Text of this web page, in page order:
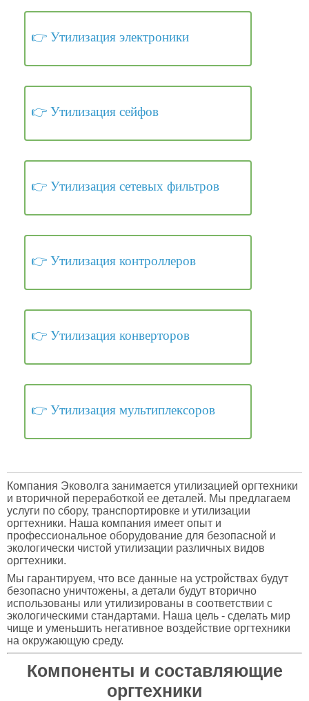
Утилизация электроники
Утилизация сейфов
Утилизация сетевых фильтров
Утилизация контроллеров
Утилизация конверторов
Утилизация мультиплексоров
Компания Эковолга занимается утилизацией оргтехники
и вторичной переработкой ее деталей. Мы предлагаем
услуги по сбору, транспортировке и утилизации
оргтехники. Наша компания имеет опыт и
профессиональное оборудование для безопасной и
экологически чистой утилизации различных видов
оргтехники.
Мы гарантируем, что все данные на устройствах будут
безопасно уничтожены, а детали будут вторично
использованы или утилизированы в соответствии с
экологическими стандартами. Наша цель - сделать мир
чище и уменьшить негативное воздействие оргтехники
на окружающую среду.
Компоненты и составляющие
оргтехники